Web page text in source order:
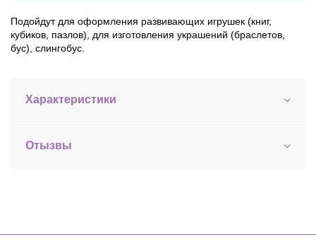
Подойдут для оформления развивающих игрушек (книг,
кубиков, пазлов), для изготовления украшений (браслетов,
бус), слингобус.
Характеристики
Отызвы